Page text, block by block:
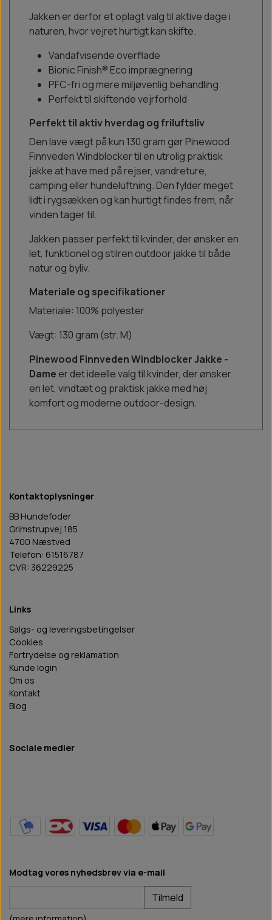
Jakken er derfor et oplagt valg til aktive dage i
naturen, hvor vejret hurtigt kan skifte.
Vandafvisende overflade
Bionic Finish® Eco imprægnering
PFC-fri og mere miljøvenlig behandling
Perfekt til skiftende vejrforhold
Perfekt til aktiv hverdag og friluftsliv
Den lave vægt på kun 130 gram gør Pinewood
Finnveden Windblocker til en utrolig praktisk
jakke at have med på rejser, vandreture,
camping eller hundeluftning. Den fylder meget
lidt i rygsækken og kan hurtigt findes frem, når
vinden tager til.
Jakken passer perfekt til kvinder, der ønsker en
let, funktionel og stilren outdoor jakke til både
natur og byliv.
Materiale og specifikationer
Materiale: 100% polyester
Vægt: 130 gram (str. M)
Pinewood Finnveden Windblocker Jakke -
Dame er det ideelle valg til kvinder, der ønsker
en let, vindtæt og praktisk jakke med høj
komfort og moderne outdoor-design.
Kontaktoplysninger
BB Hundefoder
Grimstrupvej 185
4700 Næstved
Telefon: 61516787
CVR: 36229225
Links
Salgs- og leveringsbetingelser
Cookies
Fortrydelse og reklamation
Kunde login
Om os
Kontakt
Blog
Sociale medier
Modtag vores nyhedsbrev via e-mail
Tilmeld